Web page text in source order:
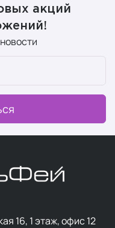
акций
16, 1 этаж, офис 12